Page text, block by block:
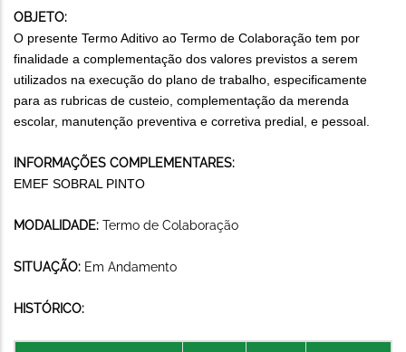
OBJETO:
O presente Termo Aditivo ao Termo de Colaboração tem por
finalidade a complementação dos valores previstos a serem
utilizados na execução do plano de trabalho, especificamente
para as rubricas de custeio, complementação da merenda
escolar, manutenção preventiva e corretiva predial, e pessoal.
INFORMAÇÕES COMPLEMENTARES:
EMEF SOBRAL PINTO
MODALIDADE: Termo de Colaboração
SITUAÇÃO: Em Andamento
HISTÓRICO: